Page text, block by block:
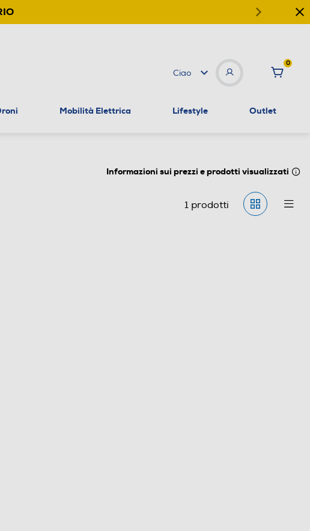
Ciao
0
Mobilità Elettrica Lifestyle Outlet
Informazioni sui prezzi e prodotti visualizzati
1prodotti